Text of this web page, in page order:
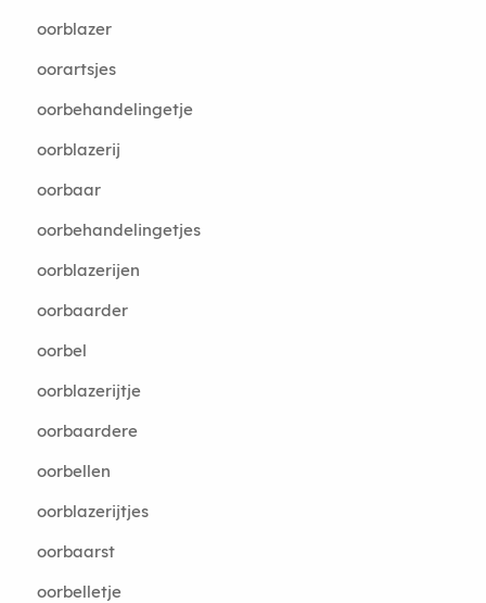
oorblazer
oorartsjes
oorbehandelingetje
oorblazerij
oorbaar
oorbehandelingetjes
oorblazerijen
oorbaarder
oorbel
oorblazerijtje
oorbaardere
oorbellen
oorblazerijtjes
oorbaarst
oorbelletje